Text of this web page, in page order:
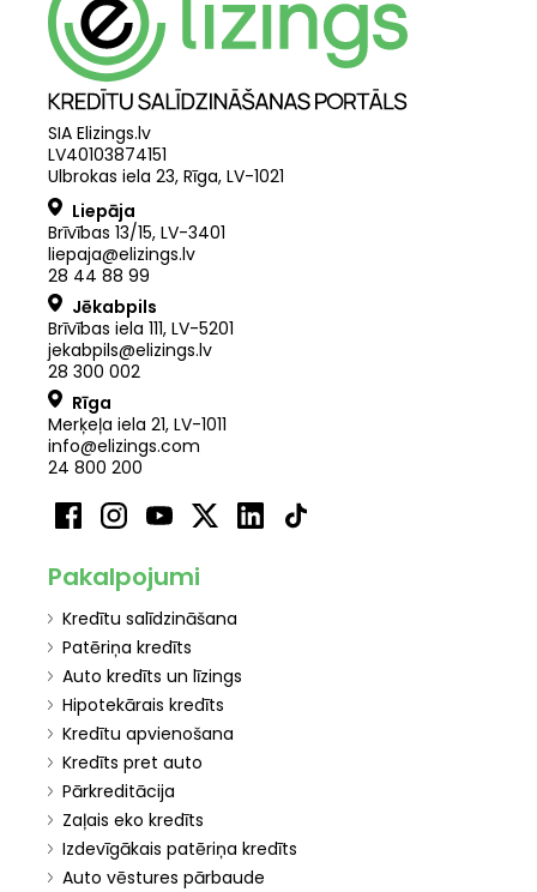
SIA Elizings.lv
LV40103874151
Ulbrokas iela 23, Rīga, LV-1021
Liepāja
Brīvības 13/15, LV-3401
liepaja@elizings.lv
28 44 88 99
Jēkabpils
Brīvības iela 111, LV-5201
jekabpils@elizings.lv
28 300 002
Rīga
Merķeļa iela 21, LV-1011
info@elizings.com
24 800 200
Pakalpojumi
Kredītu salīdzināšana
Patēriņa kredīts
Auto kredīts un līzings
Hipotekārais kredīts
Kredītu apvienošana
Kredīts pret auto
Pārkreditācija
Zaļais eko kredīts
Izdevīgākais patēriņa kredīts
Auto vēstures pārbaude